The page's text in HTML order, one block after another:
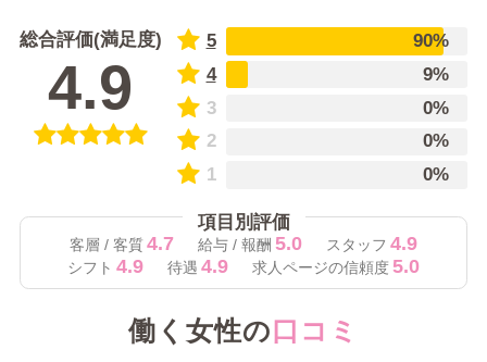
総合評価(満足度)
4.9
5
90%
4
9%
3
0%
2
0%
1
0%
項目別評価
客層 / 客質4.7 給与 / 報酬 5.0 スタッフ 4.9
シフト 4.9 待遇 4.9 求人ページの信頼度5.0
働く女性の口コミ